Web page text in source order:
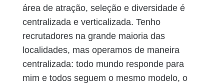
área de atração, seleção e diversidade é
centralizada e verticalizada. Tenho
recrutadores na grande maioria das
localidades, mas operamos de maneira
centralizada: todo mundo responde para
mim e todos seguem o mesmo modelo, o